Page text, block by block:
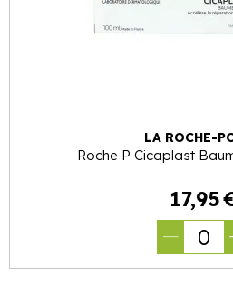
LA ROCHE-
Roche P Cicaplast
17,95
0